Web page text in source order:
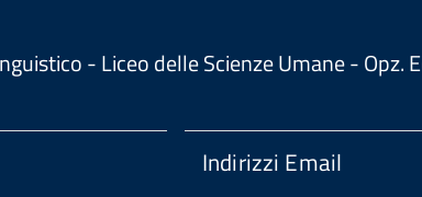
- Liceo delle Scienze Umane - Opz.
Indirizzi Email